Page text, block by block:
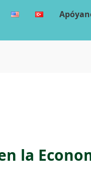
la